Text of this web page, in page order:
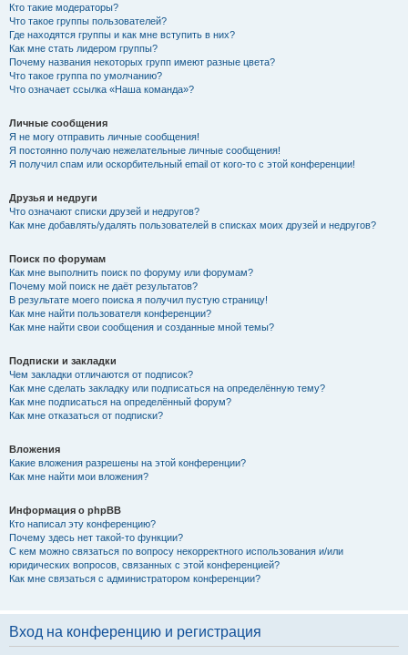
Кто такие модераторы?
Что такое группы пользователей?
Где находятся группы и как мне вступить в них?
Как мне стать лидером группы?
Почему названия некоторых групп имеют разные цвета?
Что такое группа по умолчанию?
Что означает ссылка «Наша команда»?
Личные сообщения
Я не могу отправить личные сообщения!
Я постоянно получаю нежелательные личные сообщения!
Я получил спам или оскорбительный email от кого-то с этой конференции!
Друзья и недруги
Что означают списки друзей и недругов?
Как мне добавлять/удалять пользователей в списках моих друзей и недругов?
Поиск по форумам
Как мне выполнить поиск по форуму или форумам?
Почему мой поиск не даёт результатов?
В результате моего поиска я получил пустую страницу!
Как мне найти пользователя конференции?
Как мне найти свои сообщения и созданные мной темы?
Подписки и закладки
Чем закладки отличаются от подписок?
Как мне сделать закладку или подписаться на определённую тему?
Как мне подписаться на определённый форум?
Как мне отказаться от подписки?
Вложения
Какие вложения разрешены на этой конференции?
Как мне найти мои вложения?
Информация о phpBB
Кто написал эту конференцию?
Почему здесь нет такой-то функции?
С кем можно связаться по вопросу некорректного использования и/или
юридических вопросов, связанных с этой конференцией?
Как мне связаться с администратором конференции?
Вход на конференцию и регистрация